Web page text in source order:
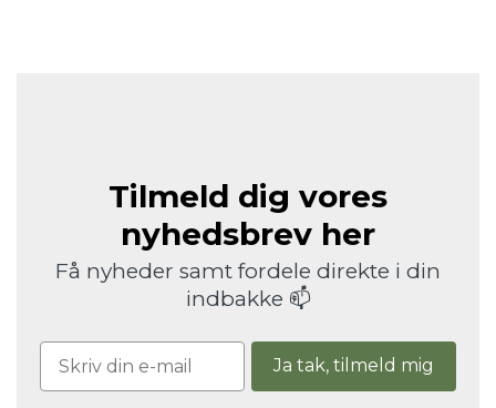
Tilmeld dig vores
nyhedsbrev her
Få nyheder samt fordele direkte i din
indbakke 📫
Ja tak, tilmeld mig